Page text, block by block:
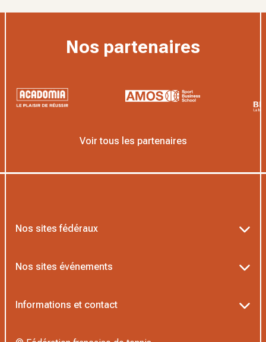
Nos partenaires
Voir tous les partenaires
Nos sites fédéraux
Nos sites événements
Informations et contact